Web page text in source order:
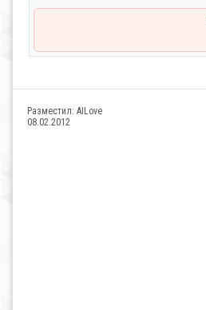
Разместил: AILove
08.02.2012